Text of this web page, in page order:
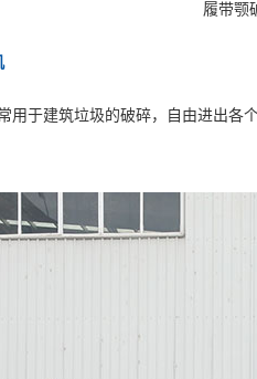
履带颚
用于建筑垃圾的破碎，自由进出各